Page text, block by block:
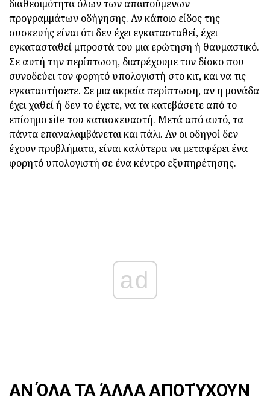
διαθεσιμότητα όλων των απαιτούμενων
προγραμμάτων οδήγησης. Αν κάποιο είδος της
συσκευής είναι ότι δεν έχει εγκατασταθεί, έχει
εγκατασταθεί μπροστά του μια ερώτηση ή θαυμαστικό.
Σε αυτή την περίπτωση, διατρέχουμε τον δίσκο που
συνοδεύει τον φορητό υπολογιστή στο κιτ, και να τις
εγκαταστήσετε. Σε μια ακραία περίπτωση, αν η μονάδα
έχει χαθεί ή δεν το έχετε, να τα κατεβάσετε από το
επίσημο site του κατασκευαστή. Μετά από αυτό, τα
πάντα επαναλαμβάνεται και πάλι. Αν οι οδηγοί δεν
έχουν προβλήματα, είναι καλύτερα να μεταφέρει ένα
φορητό υπολογιστή σε ένα κέντρο εξυπηρέτησης.
ad
ΑΝ ΌΛΑ ΤΑ ΆΛΛΑ ΑΠΟΤΎΧΟΥΝ